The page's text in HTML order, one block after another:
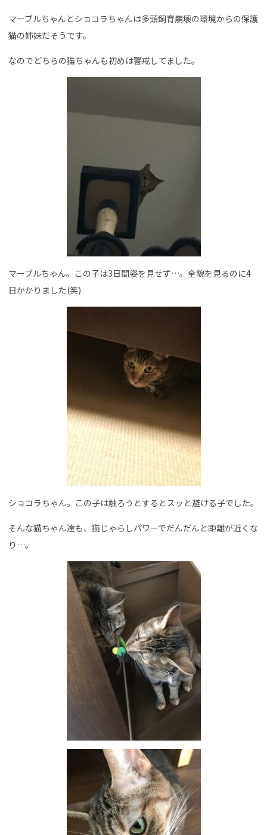
マーブルちゃんとショコラちゃんは多頭飼育崩壊の環境からの保護
猫の姉妹だそうです。
なのでどちらの猫ちゃんも初めは警戒してました。
マーブルちゃん。この子は3日間姿を見せず…。全貌を見るのに4
日かかりました(笑)
ショコラちゃん。この子は触ろうとするとスッと避ける子でした。
そんな猫ちゃん達も、猫じゃらしパワーでだんだんと距離が近くな
り…。